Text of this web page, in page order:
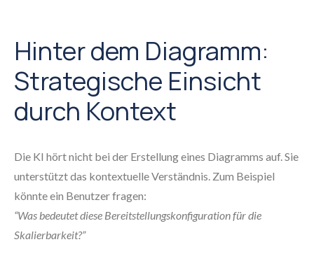
Hinter dem Diagramm:
Strategische Einsicht
durch Kontext
Die KI hört nicht bei der Erstellung eines Diagramms auf. Sie
unterstützt das kontextuelle Verständnis. Zum Beispiel
könnte ein Benutzer fragen:
“Was bedeutet diese Bereitstellungskonfiguration für die
Skalierbarkeit?”